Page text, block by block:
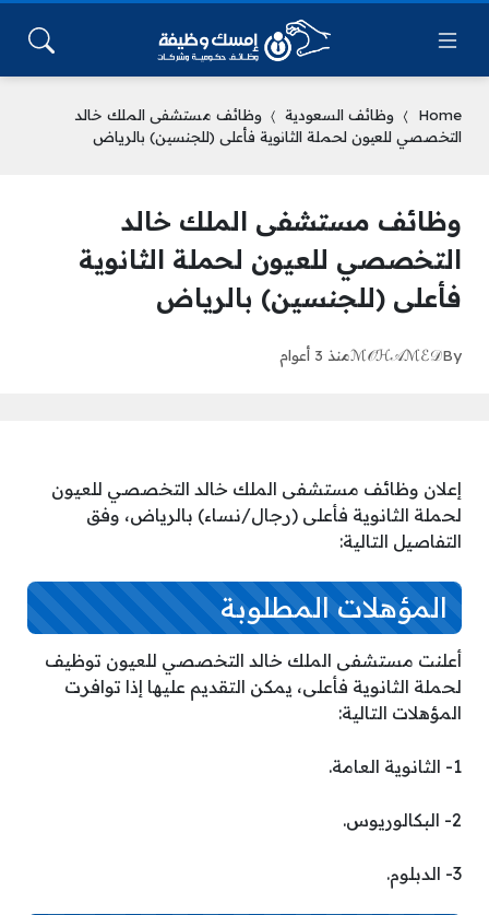
Home وظائف السعودية
وظائف مستشفى الملك خالد
التخصصي للعيون لحملة الثانوية فأعلى (للجنسين) بالرياض
وظائف مستشفى الملك خالد
التخصصي للعيون لحملة الثانوية
فأعلى (للجنسين) بالرياض
By
ℳ𝒪ℋ𝒜ℳℰ𝒟منذ 3 أعوام
إعلان وظائف مستشفى الملك خالد التخصصي للعيون
لحملة الثانوية فأعلى (رجال/نساء) بالرياض، وفق
التفاصيل التالية:
المؤهلات المطلوبة
أعلنت مستشفى الملك خالد التخصصي للعيون توظيف
لحملة الثانوية فأعلى، يمكن التقديم عليها إذا توافرت
المؤهلات التالية:
1- الثانوية العامة.
2- البكالوريوس.
3- الدبلوم.